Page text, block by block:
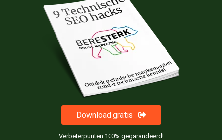
Download gratis
Verbeterpunten 100% gegarandeerd!